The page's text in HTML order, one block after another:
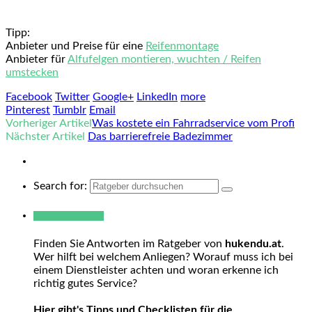
Tipp:
Anbieter und Preise für eine Reifenmontage
Anbieter fürAlfufelgen montieren, wuchten / Reifen
umstecken
Facebook Twitter Google+ LinkedIn more
Pinterest Tumblr Email
Vorheriger Artikel Was kostete ein Fahrradservice vom Profi
Nächster Artikel
Das barrierefreie Badezimmer
Search for:
Finden Sie Antworten im Ratgeber von hukendu.at.
Wer hilft bei welchem Anliegen? Worauf muss ich bei
einem Dienstleister achten und woran erkenne ich
richtig gutes Service?